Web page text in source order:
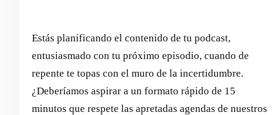
Estás planificando el contenido de tu podcast,
entusiasmado con tu próximo episodio, cuando de
repente te topas con el muro de la incertidumbre.
¿Deberíamos aspirar a un formato rápido de 15
minutos que respete las apretadas agendas de nuestros